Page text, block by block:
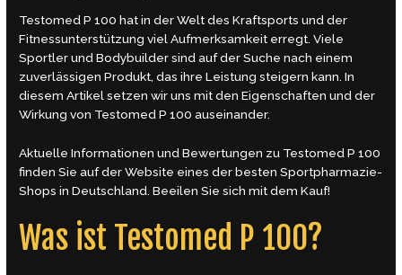
Testomed P 100 hat in der Welt des Kraftsports und der
Fitnessunterstützung viel Aufmerksamkeit erregt. Viele
Sportler und Bodybuilder sind auf der Suche nach einem
zuverlässigen Produkt, das ihre Leistung steigern kann. In
diesem Artikel setzen wir uns mit den Eigenschaften und der
Wirkung von Testomed P 100 auseinander.
Aktuelle Informationen und Bewertungen zu Testomed P 100
finden Sie auf der Website eines der besten Sportpharmazie-
Shops in Deutschland. Beeilen Sie sich mit dem Kauf!
Was ist Testomed P 100?